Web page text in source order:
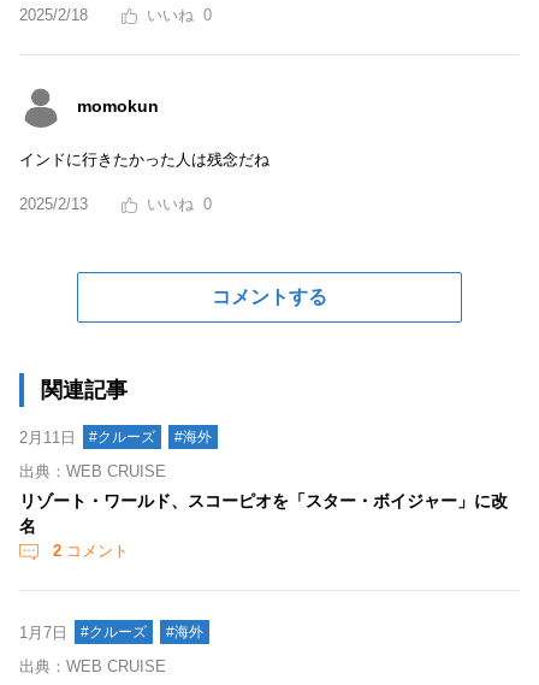
2025/2/18 0
momokun
インドに行きたかった人は残念だね
2025/2/13 0
コメントする
関連記事
2月11日 #クルーズ #海外
出典：WEB CRUISE
リゾート・ワールド、スコーピオを「スター・ボイジャー」に改
名
2 コメント
1月7日 #クルーズ #海外
出典：WEB CRUISE